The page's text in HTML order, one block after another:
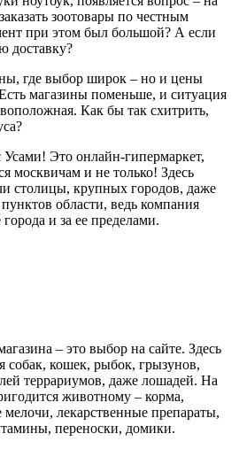
зоотовары по честным
при этом был большой? А если
доставку?
где выбор широк – но и цены
магазины поменьше, и ситуация
Как бы так схитрить,
Это онлайн-гипермаркет,
москвичам и не только! Здесь
столицы, крупных городов, даже
области, ведь компания
и за ее пределами.
– это выбор на сайте. Здесь
собак, кошек, рыбок, грызунов,
террариумов, даже лошадей. На
животному – корма,
лекарственные препараты,
переноски, домики.